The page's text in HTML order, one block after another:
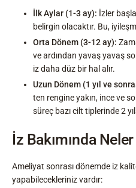
İlk Aylar (1-3 ay): İzler
belirgin olacaktır. Bu,
Orta Dönem (3-12 ay):
ve ardından yavaş yavaş
iz daha düz bir hal alır.
Uzun Dönem (1 yıl ve
ten rengine yakın, ince ve
süreç bazı cilt tiplerinde 2
İz Bakımında
Ameliyat sonrası dönemde iz
yapabilecekleriniz vardır: